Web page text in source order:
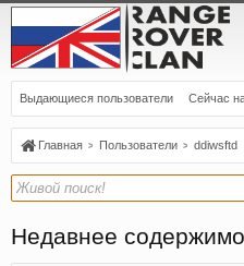
Выдающиеся пользователи Сейчас
Главная Пользователи ddiwsftd
Недавнее